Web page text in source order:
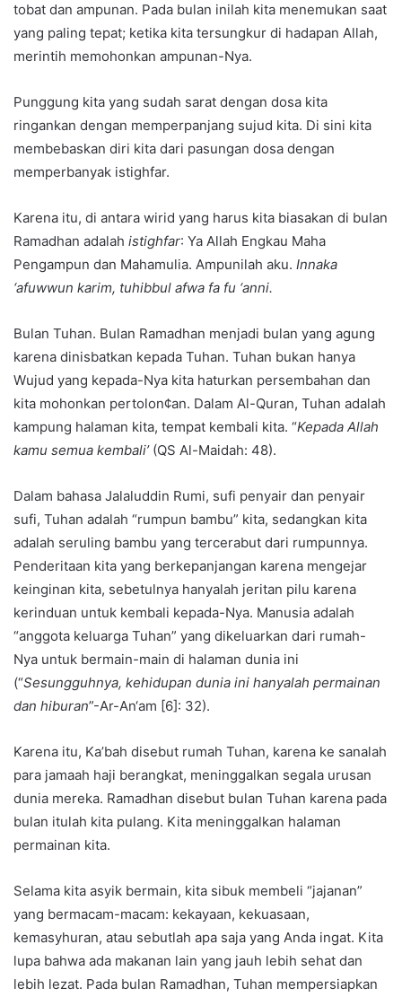
tobat dan ampunan. Pada bulan inilah kita menemukan saat
yang paling tepat; ketika kita tersungkur di hadapan Allah,
merintih memohonkan ampunan-Nya.
Punggung kita yang sudah sarat dengan dosa kita
ringankan dengan memperpanjang sujud kita. Di sini kita
membebaskan diri kita dari pasungan dosa dengan
memperbanyak istighfar.
Karena itu, di antara wirid yang harus kita biasakan di bulan
Ramadhan adalah istighfar: Ya Allah Engkau Maha
Pengampun dan Mahamulia. Ampunilah aku. Innaka
‘afuwwun karim, tuhibbul afwa fa fu ‘anni.
Bulan Tuhan. Bulan Ramadhan menjadi bulan yang agung
karena dinisbatkan kepada Tuhan. Tuhan bukan hanya
Wujud yang kepada-Nya kita haturkan persembahan dan
kita mohonkan pertolon¢an. Dalam Al-Quran, Tuhan adalah
kampung halaman kita, tempat kembali kita. “Kepada Allah
kamu semua kembali’(QS Al-Maidah: 48).
Dalam bahasa Jalaluddin Rumi, sufi penyair dan penyair
sufi, Tuhan adalah “rumpun bambu” kita, sedangkan kita
adalah seruling bambu yang tercerabut dari rumpunnya.
Penderitaan kita yang berkepanjangan karena mengejar
keinginan kita, sebetulnya hanyalah jeritan pilu karena
kerinduan untuk kembali kepada-Nya. Manusia adalah
“anggota keluarga Tuhan” yang dikeluarkan dari rumah-
Nya untuk bermain-main di halaman dunia ini
(“Sesungguhnya, kehidupan dunia ini hanyalah permainan
dan hiburan”-Ar-An‘am [6]: 32).
Karena itu, Ka’bah disebut rumah Tuhan, karena ke sanalah
para jamaah haji berangkat, meninggalkan segala urusan
dunia mereka. Ramadhan disebut bulan Tuhan karena pada
bulan itulah kita pulang. Kita meninggalkan halaman
permainan kita.
Selama kita asyik bermain, kita sibuk membeli “jajanan”
yang bermacam-macam: kekayaan, kekuasaan,
kemasyhuran, atau sebutlah apa saja yang Anda ingat. Kita
lupa bahwa ada makanan lain yang jauh lebih sehat dan
lebih lezat. Pada bulan Ramadhan, Tuhan mempersiapkan